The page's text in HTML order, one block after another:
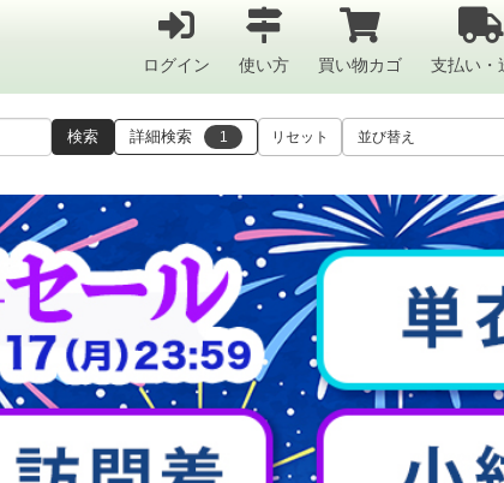
ログイン 使い方 買い物カゴ 支払い・
検索 詳細検索 1 リセット